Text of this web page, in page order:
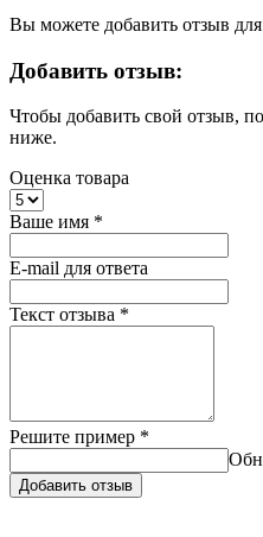
Вы можете добавить отзыв для
Добавить отзыв:
Чтобы добавить свой отзыв,
ниже.
Оценка товара
Ваше имя *
E-mail для ответа
Текст отзыва *
Решите пример *
Добавить отзыв